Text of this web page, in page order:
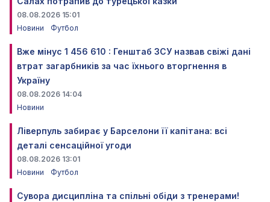
08.08.2026 15:01
Новини
Футбол
Вже мінус 1 456 610 : Генштаб ЗСУ назвав свіжі дані
втрат загарбників за час їхнього вторгнення в
Україну
08.08.2026 14:04
Новини
Ліверпуль забирає у Барселони її капітана: всі
деталі сенсаційної угоди
08.08.2026 13:01
Новини
Футбол
Сувора дисципліна та спільні обіди з тренерами!